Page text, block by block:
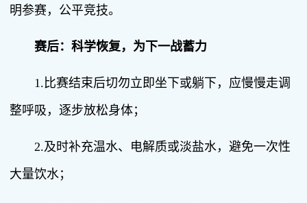
明参赛，公平竞技。
赛后：科学恢复，为下一战蓄力
1.比赛结束后切勿立即坐下或躺下，应慢慢走调
整呼吸，逐步放松身体；
2.及时补充温水、电解质或淡盐水，避免一次性
大量饮水；